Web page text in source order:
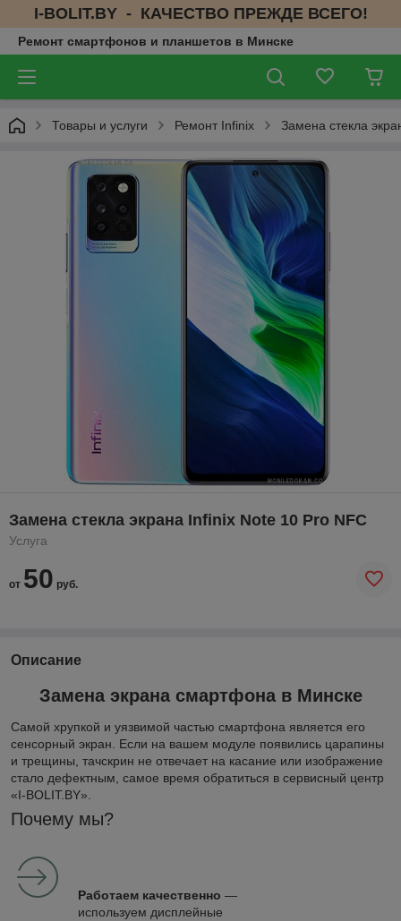
I-BOLIT.BY - КАЧЕСТВО ПРЕЖДЕ ВСЕГО!
Ремонт смартфонов и планшетов в Минске
Товары и услуги Ремонт Infinix Замена стекла
Замена стекла экрана Infinix Note 10 Pro NFC
Услуга
от 50 руб.
Описание
Замена экрана смартфона в Минске
Самой хрупкой и уязвимой частью смартфона является его
сенсорный экран. Если на вашем модуле появились царапины
и трещины, тачскрин не отвечает на касание или изображение
стало дефектным, самое время обратиться в сервисный центр
«I-BOLIT.BY».
Почему мы?
Работаем качественно —
используем дисплейные